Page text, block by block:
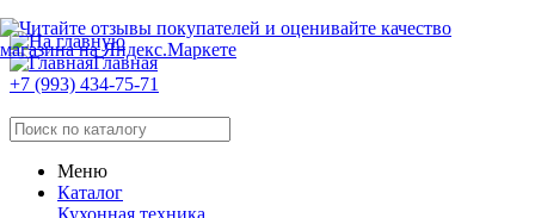
Главная
+7 (993) 434-75-71
Меню
Каталог
Кухонная техника